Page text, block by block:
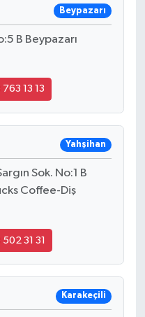
Beypazarı
B Beypazarı
763 13 13
Yahşihan
Sok. No:1 B
Coffee-Diş
502 31 31
Karakeçili